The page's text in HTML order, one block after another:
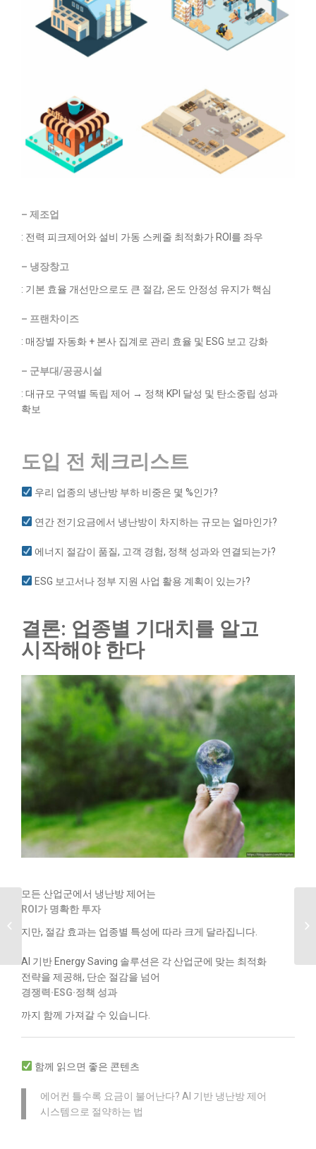
– 제조업
: 전력 피크제어와 설비 가동 스케줄 최적화가 ROI를 좌우
– 냉장창고
: 기본 효율 개선만으로도 큰 절감, 온도 안정성 유지가 핵심
– 프랜차이즈
: 매장별 자동화 + 본사 집계로 관리 효율 및 ESG 보고 강화
– 군부대/공공시설
: 대규모 구역별 독립 제어 → 정책 KPI 달성 및 탄소중립 성과
확보
도입 전 체크리스트
우리 업종의 냉난방 부하 비중은 몇 %인가?
연간 전기요금에서 냉난방이 차지하는 규모는 얼마인가?
에너지 절감이 품질, 고객 경험, 정책 성과와 연결되는가?
ESG 보고서나 정부 지원 사업 활용 계획이 있는가?
결론: 업종별 기대치를 알고
시작해야 한다
모든 산업군에서 냉난방 제어는
ROI가 명확한 투자
지만, 절감 효과는 업종별 특성에 따라 크게 달라집니다.
AI 기반 Energy Saving 솔루션은 각 산업군에 맞는 최적화
전략을 제공해, 단순 절감을 넘어
경쟁력·ESG·정책 성과
까지 함께 가져갈 수 있습니다.
함께 읽으면 좋은 콘텐츠
에어컨 틀수록 요금이 불어난다? AI 기반 냉난방 제어
시스템으로 절약하는 법
냉난방 AI 제어 도입
조건 체크리스트: 우리